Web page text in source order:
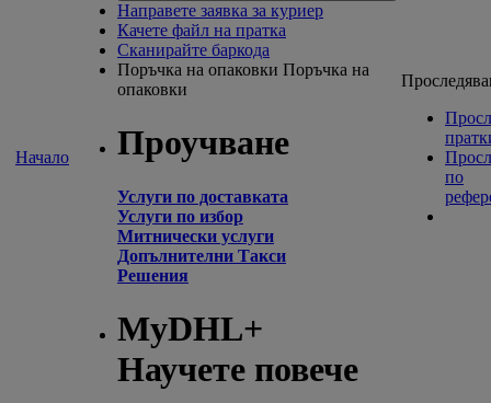
Начало
Направете заявка за куриер
Качете файл на пратка
Сканирайте баркода
Поръчка на опаковки Поръчка на
опаковки
Проучване
Услуги по доставката
Услуги по избор
Митнически услуги
Допълнителни Такси
Решения
MyDHL+
Научете повече
по